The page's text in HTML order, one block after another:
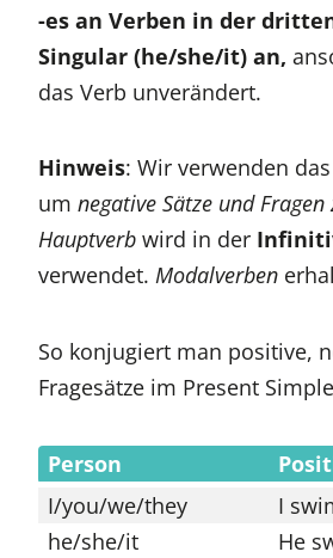
-es an Verben in der
Singular (he/she/it) an,
das Verb unverändert.
Hinweis: Wir verwenden
um negative Sätze und
Hauptverb wird in der
verwendet. Modalverben
So konjugiert man positive,
Fragesätze im Present
Person
I/you/we/they
I
he/she/it
He